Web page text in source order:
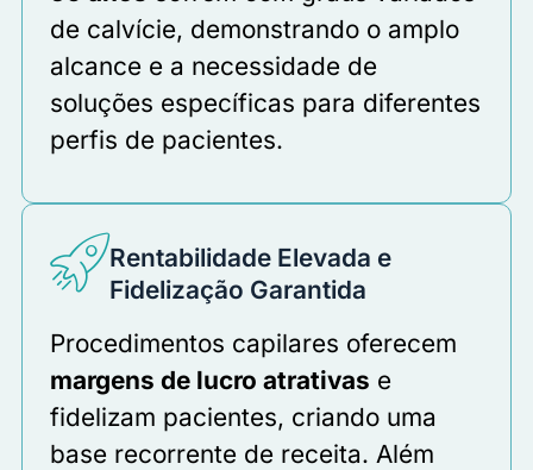
de calvície, demonstrando o amplo
alcance e a necessidade de
soluções específicas para diferentes
perfis de pacientes.
Rentabilidade Elevada e
Fidelização Garantida
Procedimentos capilares oferecem
margens de lucro atrativas e
fidelizam pacientes, criando uma
base recorrente de receita. Além